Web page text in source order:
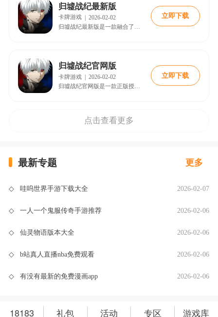
归墟战纪最新版
卡牌游戏 | 2026-02-02
归墟战纪最新版是一款融合了策略与快节奏对抗的动作竞技手游。在游戏中，玩家将扮演来自不同神话传说的英雄，在独特的战场上进行10V10的激烈对抗。
立即下载
归墟战纪官网版
卡牌游戏
2026-02-02
归墟战纪官网版是一款正版授权的日系策略冒险手游。游戏改编自人气动漫，以3D技术重现了原作中充满矛盾与魅力的世界。玩家将在东京的背景下，扮演因事故而改变命运的主角。
立即下载
点击查看更多
最新专题 更多
◇ 哇呜世界手游下载大全 2026-02-07
◇ 一人一个鬼服传奇手游推荐 2026-02-06
◇ 仙灵物语版本大全 2026-02-06
◇ b站真人直播nba免费观看 2026-02-06
◇ 有没有最新的免费漫画app 2026-02-06
18183 礼包 活动 专区 游戏库